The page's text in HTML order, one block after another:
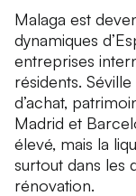
Malaga est
dynamiques
entreprises
résidents.
d’achat,
Madrid et
élevé, mais la
surtout dans les
rénovation.